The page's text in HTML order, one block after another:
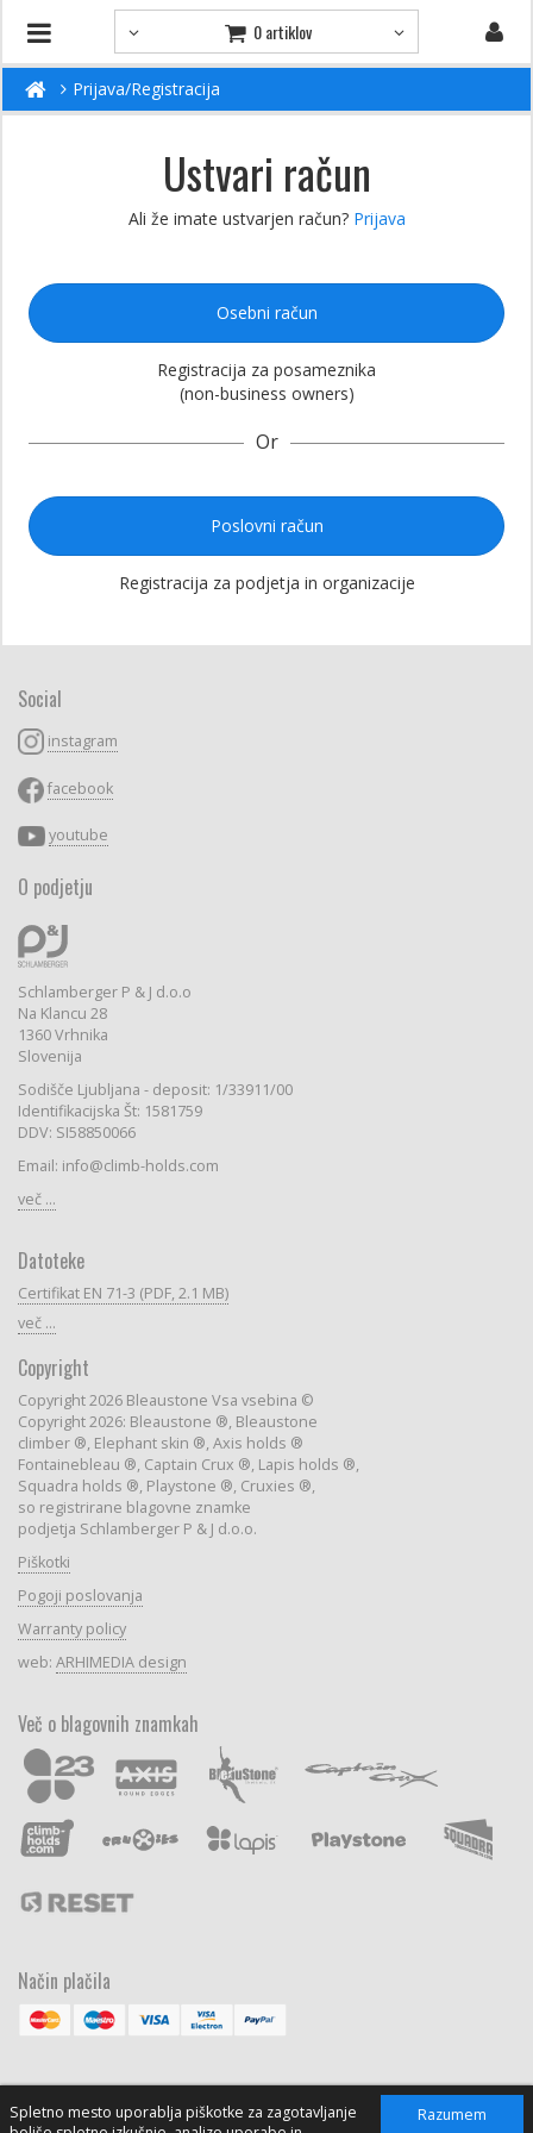
Razumem
Spletno mesto uporablja piškotke za zagotavljanje
0 artiklov
Prijava/Registracija
Ustvari račun
Ali že imate ustvarjen račun? Prijava
Osebni račun
Registracija za posameznika
(non-business owners)
Or
Poslovni račun
Registracija za podjetja in organizacije
Social
instagram
facebook
youtube
O podjetju
Schlamberger P & J d.o.o
Na Klancu 28
1360 Vrhnika
Slovenija
Sodišče Ljubljana - deposit: 1/33911/00
Identifikacijska Št: 1581759
DDV: SI58850066
Email: info@climb-holds.com
več ...
Datoteke
Certifikat EN 71-3 (PDF, 2.1 MB)
več ...
Copyright
Copyright 2026 Bleaustone Vsa vsebina ©
Copyright 2026: Bleaustone ®, Bleaustone
climber ®, Elephant skin ®, Axis holds ®
Fontainebleau ®, Captain Crux ®, Lapis holds ®,
Squadra holds ®, Playstone ®, Cruxies ®,
so registrirane blagovne znamke
podjetja Schlamberger P & J d.o.o.
Piškotki
Pogoji poslovanja
Warranty policy
web: ARHIMEDIA design
Več o blagovnih znamkah
Način plačila